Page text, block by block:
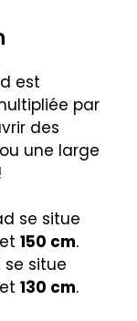
est
par
des
une large
se situe
et 150 cm.
se situe
et 130 cm.